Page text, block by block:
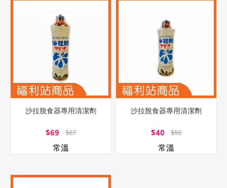
沙拉脫食器專用清潔劑
$69 $87
常溫
沙拉脫食器專用清潔劑
$40 $50
常溫